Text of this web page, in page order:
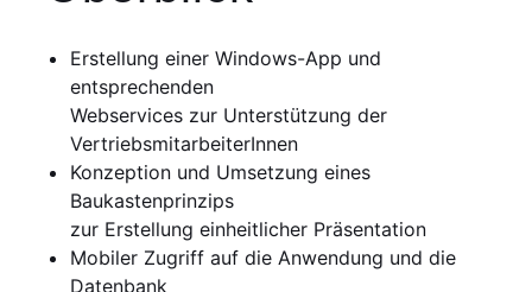
Erstellung einer Windows-App und
entsprechenden
Webservices zur Unter­stützung der
VertriebsmitarbeiterInnen
Konzeption und Umsetzung eines
Baukastenprinzips
zur Erstellung einheitlicher Präsentation
Mobiler Zugriff auf die Anwendung und die
Datenbank